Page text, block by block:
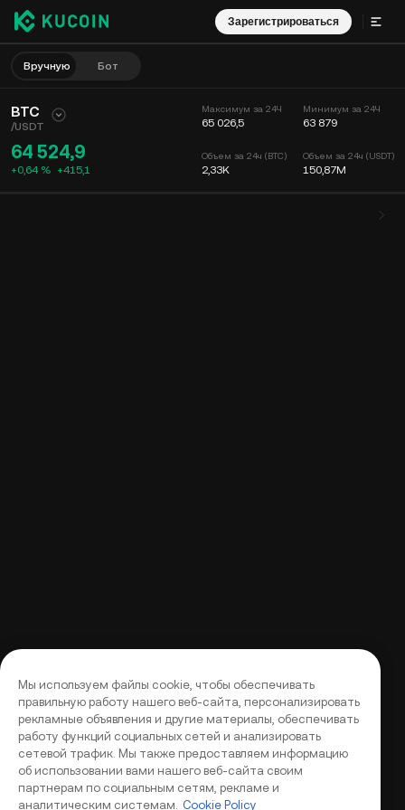
Зарегистрироваться
Вручную Бот
BTC
/USDT
64 524,9
+0,64 % +415,1
Максимум за 24Ч
65 026,5
Объем за 24ч (BTC)
2,33K
Минимум за 24Ч
63 879
Объем за 24ч (USDT)
150,87M
Сделки
Мы используем файлы cookie, чтобы обеспечивать
правильную работу нашего веб-сайта, персонализировать
рекламные объявления и другие материалы, обеспечивать
работу функций социальных сетей и анализировать
сетевой трафик. Мы также предоставляем информацию
об использовании вами нашего веб-сайта своим
партнерам по социальным сетям, рекламе и
аналитическим системам.
Cookie Policy